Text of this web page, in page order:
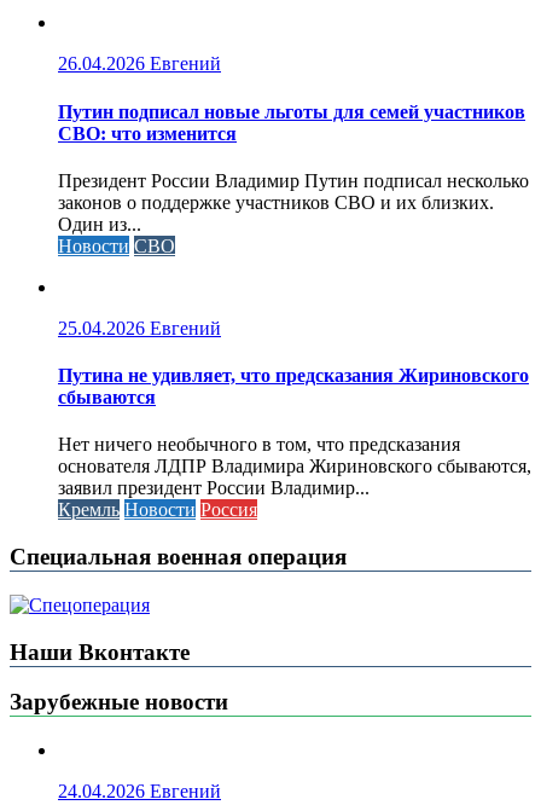
26.04.2026 Евгений
Путин подписал новые льготы для семей участников
СВО: что изменится
Президент России Владимир Путин подписал несколько
законов о поддержке участников СВО и их близких.
Один из...
Новости СВО
25.04.2026 Евгений
Путина не удивляет, что предсказания Жириновского
сбываются
Нет ничего необычного в том, что предсказания
основателя ЛДПР Владимира Жириновского сбываются,
заявил президент России Владимир...
Кремль Новости Россия
Специальная военная операция
Наши Вконтакте
Зарубежные новости
24.04.2026 Евгений